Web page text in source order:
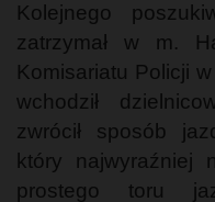
Kolejnego
zatrzymał w m.
Komisariatu Policji
wchodził
zwrócił sposób
który najwyraźniej
prostego toru